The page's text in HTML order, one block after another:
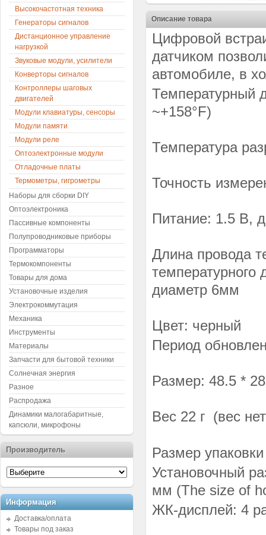
Описание товара
Цифровой
датчиком
автомобиле, в
Температурный
~+158°F)
Температура
Точность
Питание: 1.5 В,
Длина провода
температурного
диаметр 6мм
Цвет: черный
Период
Размер: 48.5 *
Вес 22 г (вес
Размер
Установочный
мм (The size of
ЖК-дисплей: 4
Высокочастотная техника
Генераторы сигналов
Дистанционное управление
нагрузкой
Звуковые модули, усилители
Конверторы сигналов
Контроллеры шаговых
двигателей
Модули клавиатуры, сенсоры
Модули памяти
Модули реле
Оптоэлектронные модули
Отладочные платы
Термометры, гигрометры
Наборы для сборки DIY
Оптоэлектроника
Пассивные компоненты
Полупроводниковые приборы
Программаторы
Термокомпоненты
Товары для дома
Установочные изделия
Электрокоммутация
Механика
Инструменты
Материалы
Запчасти для бытовой техники
Солнечная энергия
Разное
Распродажа
Динамики малогабаритные,
капсюли, микрофоны
Производитель
Информация
Доставка/оплата
Товары под заказ